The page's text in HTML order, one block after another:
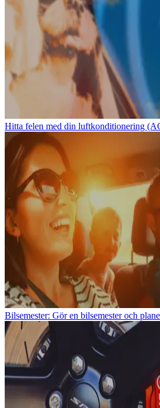
Hitta felen med din luftkonditionering
Bilsemester: Gör en bilsemester och